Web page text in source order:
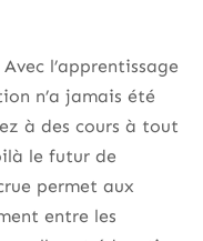
l’apprentissage
n’a jamais été
à des cours à tout
le futur de
permet aux
entre les